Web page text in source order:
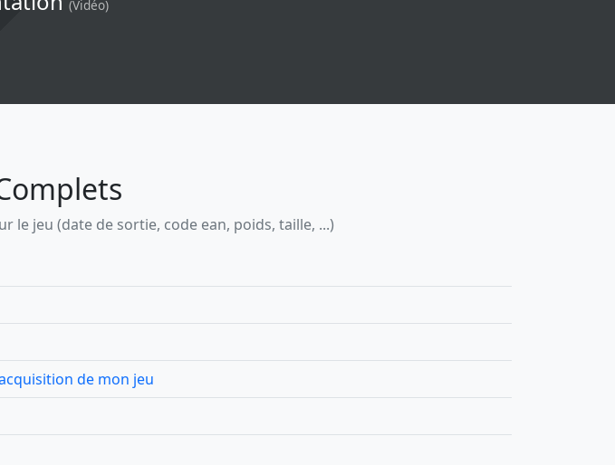
(Vidéo)
le jeu (date de sortie, code ean, poids, taille, ...)
de mon jeu